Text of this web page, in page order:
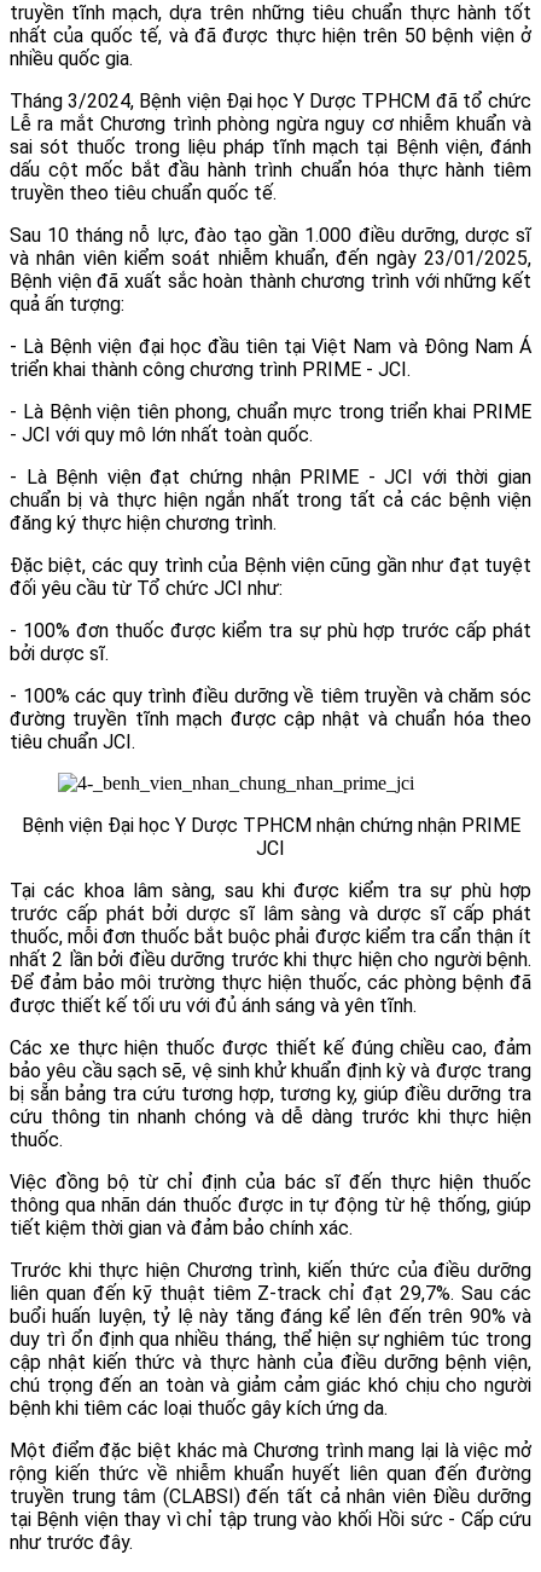
truyền tĩnh mạch, dựa trên những tiêu chuẩn thực hành tốt
nhất của quốc tế, và đã được thực hiện trên 50 bệnh viện ở
nhiều quốc gia.
Tháng 3/2024, Bệnh viện Đại học Y Dược TPHCM đã tổ chức
Lễ ra mắt Chương trình phòng ngừa nguy cơ nhiễm khuẩn và
sai sót thuốc trong liệu pháp tĩnh mạch tại Bệnh viện, đánh
dấu cột mốc bắt đầu hành trình chuẩn hóa thực hành tiêm
truyền theo tiêu chuẩn quốc tế.
Sau 10 tháng nỗ lực, đào tạo gần 1.000 điều dưỡng, dược sĩ
và nhân viên kiểm soát nhiễm khuẩn, đến ngày 23/01/2025,
Bệnh viện đã xuất sắc hoàn thành chương trình với những kết
quả ấn tượng:
- Là Bệnh viện đại học đầu tiên tại Việt Nam và Đông Nam Á
triển khai thành công chương trình PRIME - JCI.
- Là Bệnh viện tiên phong, chuẩn mực trong triển khai PRIME
- JCI với quy mô lớn nhất toàn quốc.
- Là Bệnh viện đạt chứng nhận PRIME - JCI với thời gian
chuẩn bị và thực hiện ngắn nhất trong tất cả các bệnh viện
đăng ký thực hiện chương trình.
Đặc biệt, các quy trình của Bệnh viện cũng gần như đạt tuyệt
đối yêu cầu từ Tổ chức JCI như:
- 100% đơn thuốc được kiểm tra sự phù hợp trước cấp phát
bởi dược sĩ.
- 100% các quy trình điều dưỡng về tiêm truyền và chăm sóc
đường truyền tĩnh mạch được cập nhật và chuẩn hóa theo
tiêu chuẩn JCI.
Bệnh viện Đại học Y Dược TPHCM nhận chứng nhận PRIME
JCI
Tại các khoa lâm sàng, sau khi được kiểm tra sự phù hợp
trước cấp phát bởi dược sĩ lâm sàng và dược sĩ cấp phát
thuốc, mỗi đơn thuốc bắt buộc phải được kiểm tra cẩn thận ít
nhất 2 lần bởi điều dưỡng trước khi thực hiện cho người bệnh.
Để đảm bảo môi trường thực hiện thuốc, các phòng bệnh đã
được thiết kế tối ưu với đủ ánh sáng và yên tĩnh.
Các xe thực hiện thuốc được thiết kế đúng chiều cao, đảm
bảo yêu cầu sạch sẽ, vệ sinh khử khuẩn định kỳ và được trang
bị sẵn bảng tra cứu tương hợp, tương kỵ, giúp điều dưỡng tra
cứu thông tin nhanh chóng và dễ dàng trước khi thực hiện
thuốc.
Việc đồng bộ từ chỉ định của bác sĩ đến thực hiện thuốc
thông qua nhãn dán thuốc được in tự động từ hệ thống, giúp
tiết kiệm thời gian và đảm bảo chính xác.
Trước khi thực hiện Chương trình, kiến thức của điều dưỡng
liên quan đến kỹ thuật tiêm Z-track chỉ đạt 29,7%. Sau các
buổi huấn luyện, tỷ lệ này tăng đáng kể lên đến trên 90% và
duy trì ổn định qua nhiều tháng, thể hiện sự nghiêm túc trong
cập nhật kiến thức và thực hành của điều dưỡng bệnh viện,
chú trọng đến an toàn và giảm cảm giác khó chịu cho người
bệnh khi tiêm các loại thuốc gây kích ứng da.
Một điểm đặc biệt khác mà Chương trình mang lại là việc mở
rộng kiến thức về nhiễm khuẩn huyết liên quan đến đường
truyền trung tâm (CLABSI) đến tất cả nhân viên Điều dưỡng
tại Bệnh viện thay vì chỉ tập trung vào khối Hồi sức - Cấp cứu
như trước đây.